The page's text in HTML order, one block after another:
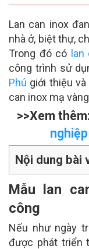
Lan can inox
nhà ở, biệt thự,
Trong đó có
công trình sử
Phú giới thiệu
can inox mạ
>>Xem thêm:
Nội dung bài
Mẫu lan
công
Nếu như ngày
được phát triển